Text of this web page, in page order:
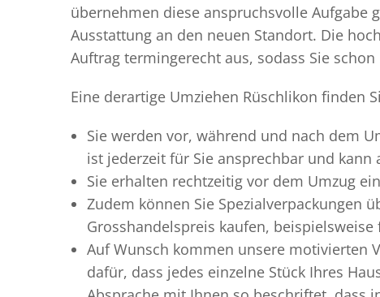
übernehmen diese anspruchsvolle Aufgabe
Ausstattung an den neuen Standort. Die
Auftrag termingerecht aus, sodass Sie
Eine derartige Umziehen Rüschlikon finden
Sie werden vor, während und nach dem
ist jederzeit für Sie ansprechbar und
Sie erhalten rechtzeitig vor dem Umzug
Zudem können Sie Spezialverpackungen
Grosshandelspreis kaufen,
Auf Wunsch kommen unsere motivierten
dafür, dass jedes einzelne Stück Ihres